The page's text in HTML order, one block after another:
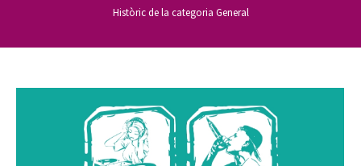
Històric de la categoria General